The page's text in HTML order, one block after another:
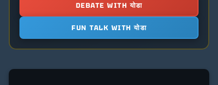
DEBATE WITH योडा
FUN TALK WITH योडा